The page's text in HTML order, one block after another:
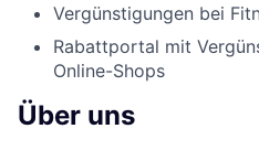
Vergünstigungen bei
Rabattportal mit
Online-Shops
Über uns